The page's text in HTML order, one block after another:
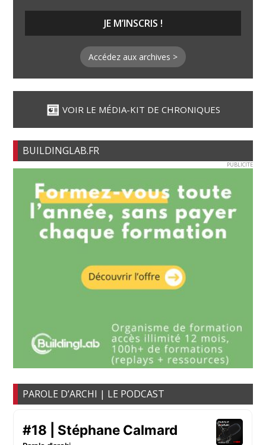
Accédez aux archives >
VOIR LE MÉDIA-KIT DE CHRONIQUES
BUILDINGLAB.FR
PUBLICITE
PAROLE D’ARCHI | LE PODCAST